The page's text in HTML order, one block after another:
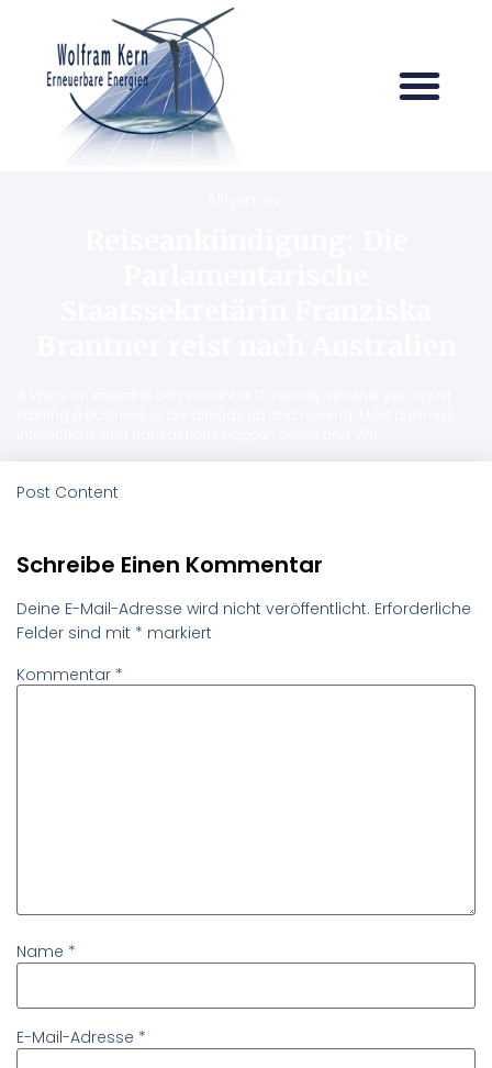
Post Content
Schreibe Einen Kommentar
Deine E-Mail-Adresse wird nicht veröffentlicht. Erforderliche
Felder sind mit * markiert
Kommentar *
Name *
E-Mail-Adresse *